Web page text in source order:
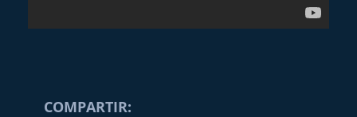
COMPARTIR: